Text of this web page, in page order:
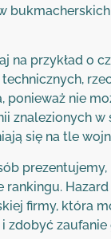
na przykład o
nie
znalezionych w
się na tle
firmy, która
zdobyć zaufanie